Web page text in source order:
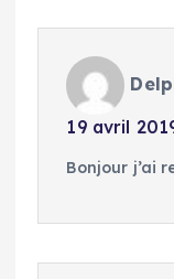
19 avril
Bonjour j’ai